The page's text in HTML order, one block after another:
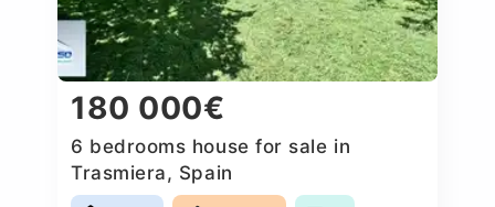
180 000€
6 bedrooms house for sale in
Trasmiera, Spain